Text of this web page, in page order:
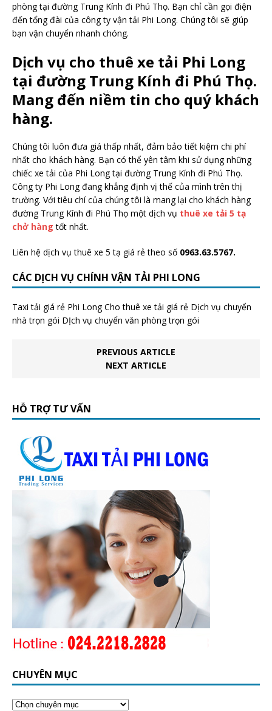
phòng tại đường Trung Kính đi Phú Thọ. Bạn chỉ cần gọi điện
đến tổng đài của công ty vận tải Phi Long. Chúng tôi sẽ giúp
bạn vận chuyển nhanh chóng.
Dịch vụ cho thuê xe tải Phi Long
tại đường Trung Kính đi Phú Thọ.
Mang đến niềm tin cho quý khách
hàng.
Chúng tôi luôn đưa giá thấp nhất, đảm bảo tiết kiệm chi phí
nhất cho khách hàng. Bạn có thể yên tâm khi sử dụng những
chiếc xe tải của Phi Long tại đường Trung Kính đi Phú Thọ.
Công ty Phi Long đang khẳng định vị thế của mình trên thị
trường. Với tiêu chí của chúng tôi là mang lại cho khách hàng
đường Trung Kính đi Phú Thọ một dịch vụ thuê xe tải 5 tạ
chở hàng tốt nhất.
Liên hệ dịch vụ thuê xe 5 tạ giá rẻ theo số 0963.63.5767.
CÁC DỊCH VỤ CHÍNH VẬN TẢI PHI LONG
Taxi tải giá rẻ Phi Long Cho thuê xe tải giá rẻ Dịch vụ chuyển
nhà trọn gói DỊch vụ chuyển văn phòng trọn gói
PREVIOUS ARTICLE
NEXT ARTICLE
HỖ TRỢ TƯ VẤN
CHUYÊN MỤC